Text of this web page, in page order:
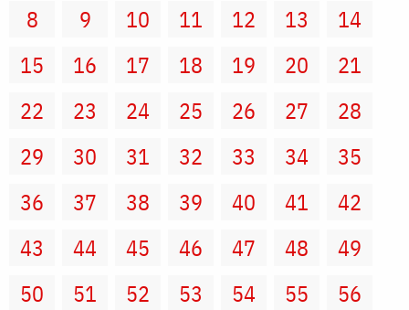
8
9 10 11 12 13
14
15
16 17 18 19 20
21
22
23 24 25 26 27
28
29
30 31 32 33 34
35
36
37 38 39 40 41
42
43
44 45 46 47 48
49
50
51 52 53 54 55
56